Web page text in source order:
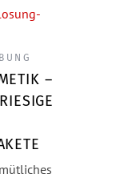
–